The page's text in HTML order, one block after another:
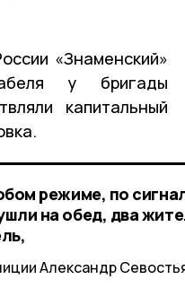
«Знаменский»
у бригады
капитальный
режиме, по
на обед, два
Александр